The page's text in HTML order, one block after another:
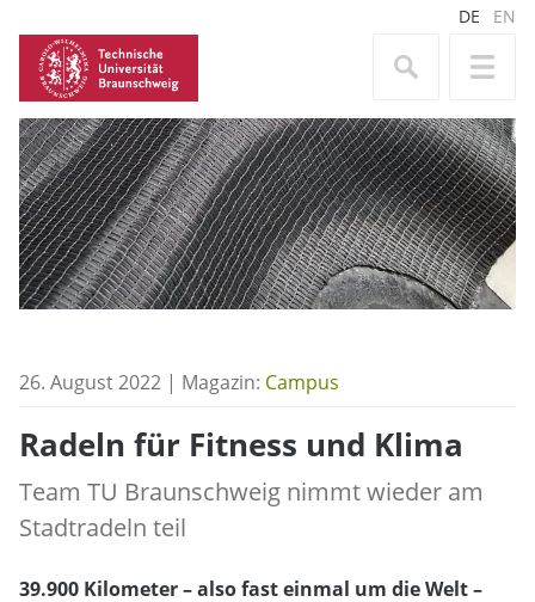
DE EN
26. August 2022 | Magazin: Campus
Radeln für Fitness und Klima
Team TU Braunschweig nimmt wieder am
Stadtradeln teil
39.900 Kilometer – also fast einmal um die Welt –